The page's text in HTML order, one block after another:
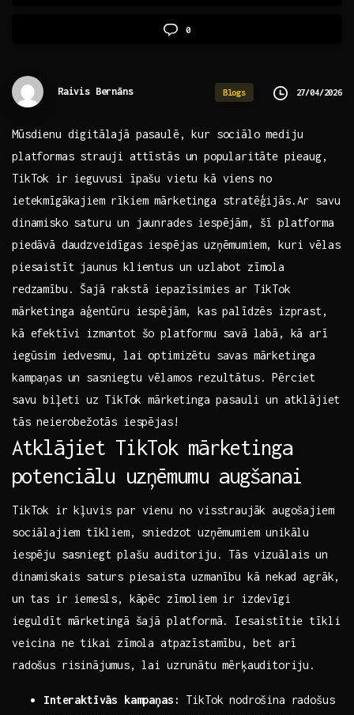
0
Raivis Bernāns Blogs 27/04/2026
Mūsdienu ‌digitālajā pasaulē, kur ‌sociālo mediju
platformas strauji attīstās un⁢ popularitāte⁢ pieaug,
TikTok ir ieguvusi īpašu vietu kā viens ⁣no​
ietekmīgākajiem rīkiem mārketinga stratēģijās.Ar savu
dinamisko saturu un jaunrades iespējām, šī platforma
piedāvā daudzveidīgas iespējas uzņēmumiem, kuri⁢ vēlas‌
piesaistīt jaunus klientus un uzlabot zīmola
redzamību. Šajā rakstā iepazīsimies ar TikTok
mārketinga ⁤aģentūru iespējām,‌ kas palīdzēs izprast,
kā efektīvi izmantot‍ šo platformu ‍savā⁣ labā, kā arī
iegūsim iedvesmu, lai optimizētu ‍savas mārketinga
kampaņas un sasniegtu vēlamos‌ rezultātus. Pērciet
⁢savu biļeti⁣ uz TikTok mārketinga pasauli un atklājiet
⁢tās neierobežotās iespējas!
Atklājiet TikTok mārketinga
⁢potenciālu uzņēmumu‍ augšanai
TikTok ir kļuvis par​ vienu no⁤ visstraujāk augošajiem
sociālajiem ⁢tīkliem, sniedzot uzņēmumiem unikālu
iespēju sasniegt plašu auditoriju. Tās ‌vizuālais un
dinamiskais saturs ⁤piesaista uzmanību kā⁢ nekad agrāk,
un⁢ tas ir iemesls,‌ kāpēc zīmoliem ir izdevīgi
ieguldīt mārketingā ⁢šajā platformā. Iesaistītie tīkli
veicina ne ⁣tikai zīmola atpazīstamību, ⁤bet ‍arī
radošus risinājumus,⁢ lai uzrunātu mērķauditoriju. ‍
Interaktīvās kampaņas:
TikTok nodrošina ‌radošus